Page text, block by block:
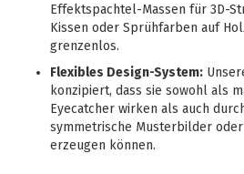
Effektspachtel-Massen für 3D-
Kissen oder Sprühfarben auf
grenzenlos.
Flexibles Design-System:
konzipiert, dass sie sowohl als
Eyecatcher wirken als auch
symmetrische Musterbilder
erzeugen können.